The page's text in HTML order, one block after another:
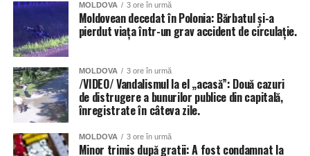
MOLDOVA 3 ore în urmă
Moldovean decedat în Polonia: Bărbatul și-a
pierdut viața într-un grav accident de circulație.
MOLDOVA 3 ore în urmă
/VIDEO/ Vandalismul la el „acasă”: Două cazuri
de distrugere a bunurilor publice din capitală,
înregistrate în câteva zile.
MOLDOVA 3 ore în urmă
Minor trimis după gratii: A fost condamnat la